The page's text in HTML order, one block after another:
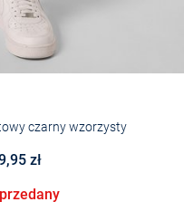
czarny wzorzysty
zł